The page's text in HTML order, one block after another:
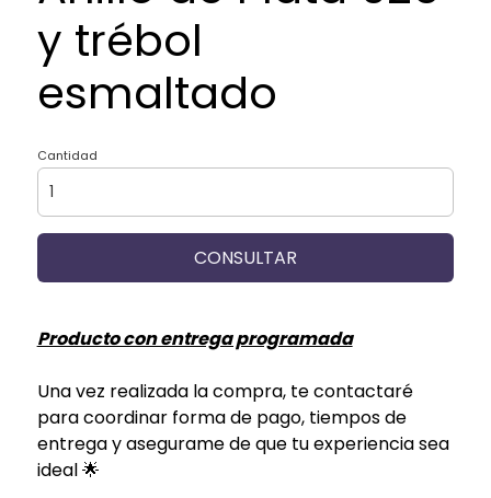
y trébol
esmaltado
Cantidad
CONSULTAR
Producto con entrega programada
Una vez realizada la compra, te contactaré
para coordinar forma de pago, tiempos de
entrega y asegurame de que tu experiencia sea
ideal 🌟